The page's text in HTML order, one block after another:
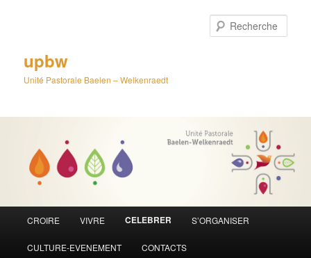
upbw
Unité Pastorale Baelen – Welkenraedt
principal
CROIRE VIVRE CELEBRER S’ORGANISER
CULTURE-EVENEMENT CONTACTS